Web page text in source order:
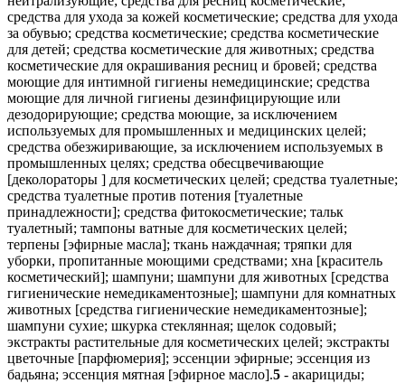
средства для ухода за кожей косметические; средства для ухода
за обувью; средства косметические; средства косметические
для детей; средства косметические для животных; средства
косметические для окрашивания ресниц и бровей; средства
моющие для интимной гигиены немедицинские; средства
моющие для личной гигиены дезинфицирующие или
дезодорирующие; средства моющие, за исключением
используемых для промышленных и медицинских целей;
средства обезжиривающие, за исключением используемых в
промышленных целях; средства обесцвечивающие
[деколораторы ] для косметических целей; средства туалетные;
средства туалетные против потения [туалетные
принадлежности]; средства фитокосметические; тальк
туалетный; тампоны ватные для косметических целей;
терпены [эфирные масла]; ткань наждачная; тряпки для
уборки, пропитанные моющими средствами; хна [краситель
косметический]; шампуни; шампуни для животных [средства
гигиенические немедикаментозные]; шампуни для комнатных
животных [средства гигиенические немедикаментозные];
шампуни сухие; шкурка стеклянная; щелок содовый;
экстракты растительные для косметических целей; экстракты
цветочные [парфюмерия]; эссенции эфирные; эссенция из
бадьяна; эссенция мятная [эфирное масло].5 - акарициды; аконитин; алкалоиды для медицинских целей; альгинаты для фармацевтических целей; альгициды; альдегиды для фармацевтических целей; амальгамы зубные из золота; амальгамы стоматологические; аминокислоты для ветеринарных целей; аминокислоты для медицинских целей; анальгетики; анестетики; антибиотики; антисептики; аптечки дорожные заполненные; аптечки первой помощи заполненные; ацетат алюминия для фармацевтических целей; ацетаты для фармацевтических целей; бактерициды; бальзамы для медицинских целей; бандажи перевязочные; биомаркеры диагностические для медицинских целей; биоциды; браслеты, пропитанные репеллентами против насекомых; бром для фармацевтических целей; бумага для горчичников; бумага клейкая от мух; бумага реактивная для ветеринарных целей; бумага реактивная для медицинских целей; бумага с особой пропиткой от моли; вазелин для медицинских целей; вакцины; ванны кислородные; вата антисептическая; вата асептическая; вата гигроскопическая; вата для медицинских целей; вата хлопковая для медицинских целей; вещества диетические для медицинских целей; вещества контрастные радиологические для медицинских целей; вещества питательные для микроорганизмов; вещества радиоактивные для медицинских целей; висмут азотнокислый основной для фармацевтических целей; вода мелиссовая для фармацевтических целей; вода морская для лечебных ванн; воды минеральные для медицинских целей; воды термальные; волокна пищевые; воск формовочный для стоматологических целей; газы для медицинских целей; гваякол для фармацевтических целей; гели интимные возбуждающие; гематоген; гемоглобин; гидрастин; гидрастинин; глицерин для медицинских целей; глицерофосфаты; глюкоза для медицинских целей; горечавка для фармацевтических целей; гормоны для медицинских целей; горчица для фармацевтических целей; горчичники; грязи для ванн; грязи лечебные; гуммигут для медицинских целей; гурьюн-бальзам для медицинских целей; дезинфектанты; дезодоранты для освежения воздуха; дезодоранты, за исключением предназначенных для человека или животных; дезодораторы для одежды или текстильных изделий; диастаза для медицинских целей; дигиталин; добавки витаминные в виде пластырей; добавки минеральные пищевые; добавки пищевые; добавки пищевые белковые; добавки пищевые для животных; добавки пищевые дрожжевые; добавки пищевые из альгината; добавки пищевые из глюкозы; добавки пищевые из казеина; добавки пищевые из лецитина; добавки пищевые из масла льняного семени; добавки пищевые из прополиса; добавки пищевые из протеина; добавки пищевые из протеина для животных; добавки пищевые из пчелиного маточного молочка; добавки пищевые из пыльцы растений; добавки пищевые из ростков пшеницы; добавки пищевые из семян льна; добавки пищевые на основе порошка асаи; добавки пищевые с косметическим эффектом; добавки пищевые ферментные; дрожжи для фармацевтических целей; желатин для медицинских целей; жир рыбий; изотопы для медицинских целей; иммуностимуляторы; инсектициды; йод для фармацевтических целей; йодиды для фармацевтических целей; йодиды щелочных металлов для фармацевтических целей; йодоформ; каломель [фунгициды]; камень виннокислый для фармацевтических целей; камень винный для фармацевтических целей; камфора для медицинских целей; капсулы для лекарств; капсулы для фармацевтических целей; капсулы из дендримеров для фармацевтических продуктов; карандаши гемостатические; карандаши для лечения бородавок; карандаши каустические; карбонил [противопаразитарное средство]; каустики для фармацевтических целей; кашу для фармацевтических целей; квассия для медицинских целей; квебрахо для медицинских целей; кислород для медицинских целей; кислота галловая для фармацевтических целей; кислоты для фармацевтических целей; клеи для зубных протезов; клей хирургический; клетки стволовые для ветеринарных целей; клетки стволовые для медицинских целей; кокаин; коллаген для медицинских целей; коллодий для фармацевтических целей; кольца противомозольные для ног; конфеты лекарственные; кора ангостуры для медицинских целей; кора деревьев для фармацевтических целей; кора кедрового дерева, используемая в качестве репеллента; кора кондуранговая для медицинских целей; кора кротоновая; кора мангрового дерева для фармацевтических целей; кора миробалана для фармацевтических целей; кора хинного дерева для медицинских целей; корма лечебные для животных; корни лекарственные; корни ревеня для фармацевтических целей; корпия для медицинских целей; крахмал для диетических или фармацевтических целей; креозот для фармацевтических целей; кровь для медицинских целей; культуры микроорганизмов для медицинских или ветеринарных целей; кураре; лаки для зубов; лакричник для фармацевтических целей; лактоза для фармацевтических целей; леденцы лекарственные; лейкопластыри; лекарства от запоров; ленты клейкие для медицинских целей; лецитин для медицинских целей; лосьоны для ветеринарных целей; лосьоны для волос лечебные; лосьоны для фармацевтических целей; лосьоны после бритья лечебные; лубриканты для интимных целей; лупулин для фармацевтических целей; магнезия для фармацевтических целей; мази; мази для фармацевтических целей; мази от солнечных ожогов; мази ртутные; мази, предохраняющие от обморожения, для фармацевтических целей; марля для перевязок; масла лекарственные; масло горчичное для медицинских целей; масло камфорное для медицинских целей; масло касторовое для медицинских целей; масло терпентинное для фармацевтических целей; масло укропное для медицинских целей; мастики для зубов; материалы абразивные стоматологические; материалы для зубных слепков; материалы для пломбирования зубов; материалы перевязочные медицинские; материалы хирургические перевязочные; медикаменты; медикаменты для ветеринарных целей; медикаменты для серотерапии; медикаменты для человека; медикаменты стоматологические; ментол; микстуры; молескин для медицинских целей; молоко миндальное для фармацевтических целей; молоко сухое для детей; молочко маточное пчелиное для фармацевтических целей; молочные ферменты для фармацевтических целей; мох ирландский для медицинских целей; мука для фармацевтических целей; мука из льняного семени для фармацевтических целей; мука рыбная для фармацевтических целей; мухоловки клейкие; мыла антибактериальные; мыла дезинфицирующие; мыла лекарственные; мясо лиофилизированное для медицинских целей; мята для фармацевтических целей; напитки диетические для медицинских целей; напитки из солодового молока для медицинских целей; наполнители кожные инъекционные; наркотики; настои лекарственные; настойка йода; настойка эвкалипта для фармацевтических целей; настойки для медицинских целей; опий; оподельдок; отвары для фармацевтических целей; ошейники противопаразитарные для животных; палочки ватные для медицинских целей; палочки лакричные для фармацевтических целей; палочки серные [дезинфицирующие средства]; пастилки для фармацевтических целей; пасты зубные лечебные; пектины для фармацевтических целей; пепсины для фармацевтических целей; пептоны для фармацевтических целей; пероксид водорода для медицинских целей; пестициды; питание детское; пиявки медицинские; плазма крови; пластырь никотиновый для отказа от курения; повязки глазные, используемые в медицинских целях; повязки для горячих компрессов; повязки для компрессов; повязки наплечные хирургические; подгузники детские; подгузники для домашних животных; подгузники для страдающих недержанием; подушечки мозольные; подушечки, используемые при кормлении грудью; помады медицинские; порошок из шпанских мушек; порошок пиретрума; препараты антидиуретические; препараты бактериальные для медицинских и ветеринарных целей; препараты бактериологические для медицинских или ветеринарных целей; препараты бальзамические для медицинских целей; препараты белковые для медицинских целей; препараты биологические для ветеринарных целей; препараты биологические для медицинских целей; препараты ветеринарные; препараты висмута для фармацевтических целей; препараты витаминные; препараты диагностические для ветеринарных целей; препараты диагностические для медицинских целей; препараты для вагинального спринцевания для медицинских целей; препараты для ванн для медицинских целей; препараты для ванн лечебные; препараты для лечения геморроя; препараты для лечения костных мозолей; препараты для лечения от вшей [педикулициды]; препараты для лечения угрей; препараты для облегчения прорезывания зубов; препараты для обработки ожогов; препараты для окуривания медицинские; препараты для органотерапии; препараты для очистки воздуха; препараты для расширения бронхов; препараты для снижения половой активности; препараты для стерилизации; препараты для стерилизации почвы; препараты для удаления мозолей; препараты для удаления перхоти фармацевтические; препараты для уничтожения вредных животных; препараты для уничтожения вредных растений; препараты для уничтожения домовых грибов; препараты для уничтожения личинок насекомых; препараты для уничтожения мух; препараты для уничтожения мышей; препараты для уничтожения наземных моллюсков; препараты для уничтожения паразитов; препараты для ухода за кожей фармацевтические; препараты для чистки контактных линз; препараты из микроорганизмов для медицинских или ветеринарных целей; препараты известковые фармацевтические; препараты кровоостанавливающие; препараты медицинские для промывания глаз; препараты медицинские для роста волос; препараты нутрицевтические для терапевтических или медицинских целей; препараты опиумные; препараты противоспоровые; препараты с алоэ вера для фармацевтических целей; препараты с микроэлементами для человека или животных; препараты сульфамидные [лекарственные препараты]; препараты фармацевтические; препараты фармацевтические для лечения солнечных ожогов; препараты ферментативные для ветеринарных целей; препараты ферментативные для медицинских целей; препараты фитотерапевтические для медицинских целей; препараты химико-фармацевтические; препараты химические для ветеринарных целей; препараты химические для диагностики беременности; препараты химические для